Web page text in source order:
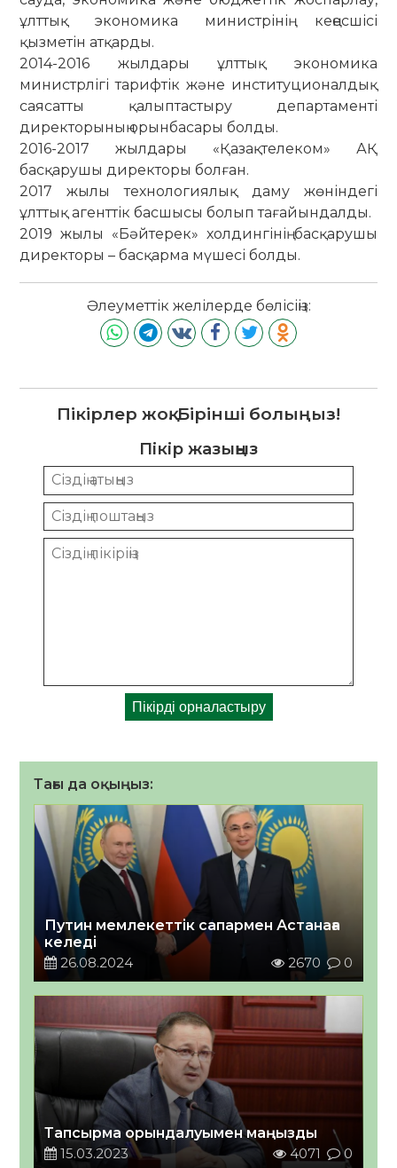
ұлттық экономика министрінің кеңесшісі
қызметін атқарды.
2014-2016 жылдары ұлттық экономика
министрлігі тарифтік және институционалдық
саясатты қалыптастыру департаменті
директорының орынбасары болды.
2016-2017 жылдары «Қазақтелеком» АҚ
басқарушы директоры болған.
2017 жылы технологиялық даму жөніндегі
ұлттық агенттік басшысы болып тағайындалды.
2019 жылы «Бәйтерек» холдингінің басқарушы
директоры – басқарма мүшесі болды.
Әлеуметтік желілерде бөлісіңіз:
Пікірлер жоқ. Бірінші болыңыз!
Пікір жазыңыз
Тағы да оқыңыз:
Путин мемлекеттік сапармен Астанаға
келеді
26.08.2024
2670 0
Тапсырма орындалуымен маңызды
15.03.2023
4071 0